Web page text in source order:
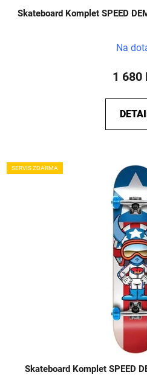
Skateboard Komplet SPEED
Na
1 680
SERVIS ZDARMA
Skateboard Komplet SPEED